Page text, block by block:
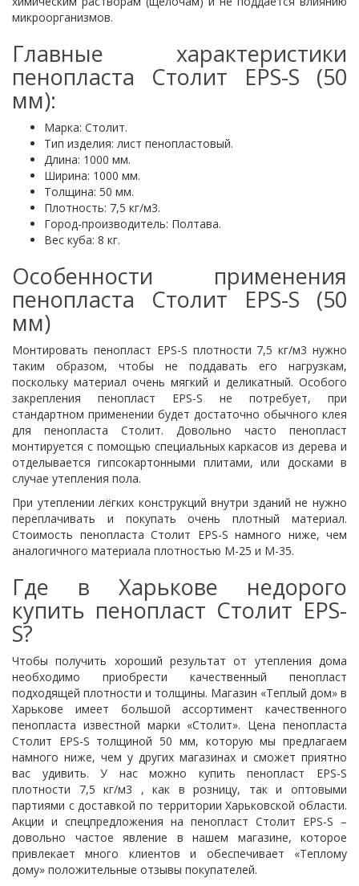
микроорганизмов.
Главные характеристики
пенопласта Столит EPS-S (50
мм):
Марка: Столит.
Тип изделия: лист пенопластовый.
Длина: 1000 мм.
Ширина: 1000 мм.
Толщина: 50 мм.
Плотность: 7,5 кг/м3.
Город-производитель: Полтава.
Вес куба: 8 кг.
Особенности применения
пенопласта Столит EPS-S (50
мм)
Монтировать пенопласт EPS-S плотности 7,5 кг/м3 нужно
таким образом, чтобы не поддавать его нагрузкам,
поскольку материал очень мягкий и деликатный. Особого
закрепления пенопласт EPS-S не потребует, при
стандартном применении будет достаточно обычного клея
для пенопласта Столит. Довольно часто пенопласт
монтируется с помощью специальных каркасов из дерева и
отделывается гипсокартонными плитами, или досками в
случае утепления пола.
При утеплении лёгких конструкций внутри зданий не нужно
переплачивать и покупать очень плотный материал.
Стоимость пенопласта Столит EPS-S намного ниже, чем
аналогичного материала плотностью М-25 и М-35.
Где в Харькове недорого
купить пенопласт Столит EPS-
S?
Чтобы получить хороший результат от утепления дома
необходимо приобрести качественный пенопласт
подходящей плотности и толщины. Магазин «Теплый дом» в
Харькове имеет большой ассортимент качественного
пенопласта известной марки «Столит». Цена пенопласта
Столит EPS-S толщиной 50 мм, которую мы предлагаем
намного ниже, чем у других магазинах и сможет приятно
вас удивить. У нас можно купить пенопласт EPS-S
плотности 7,5 кг/м3 , как в розницу, так и оптовыми
партиями с доставкой по территории Харьковской области.
Акции и спецпредложения на пенопласт Столит EPS-S –
довольно частое явление в нашем магазине, которое
привлекает много клиентов и обеспечивает «Теплому
дому» положительные отзывы покупателей.